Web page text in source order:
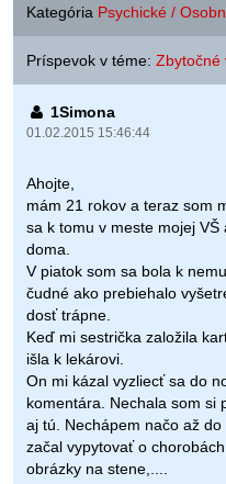
Kategória Psychické /
Príspevok v téme: Zbytočné
1Simona
01.02.2015 15:46:44
Ahojte,
mám 21 rokov a teraz som
sa k tomu v meste mojej
doma.
V piatok som sa bola k
čudné ako prebiehalo
dosť trápne.
Keď mi sestrička založila
išla k lekárovi.
On mi kázal vyzliecť sa do
komentára. Nechala som si
aj tú. Nechápem načo až
začal vypytovať o
obrázky na stene,....